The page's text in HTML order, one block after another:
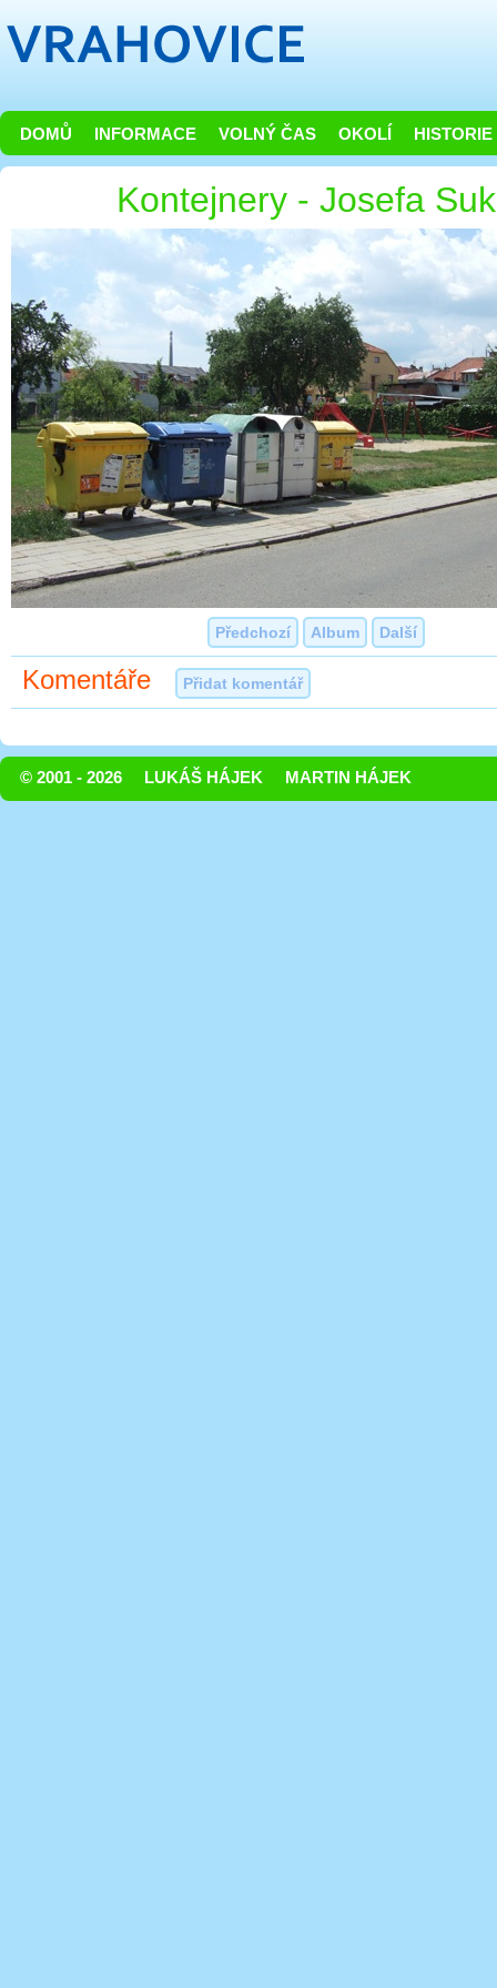
DOMŮ INFORMACE VOLNÝ ČAS OKOLÍ HISTORIE
Kontejnery - Josefa
Předchozí Album Další
Komentáře Přidat komentář
© 2001 - 2026 LUKÁŠ HÁJEK MARTIN HÁJEK